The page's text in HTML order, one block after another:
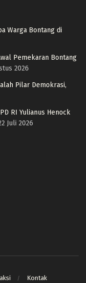
Warga Bontang di
Pemekaran Bontang
2026
Pilar Demokrasi,
RI Yulianus Henock
Juli 2026
Kontak